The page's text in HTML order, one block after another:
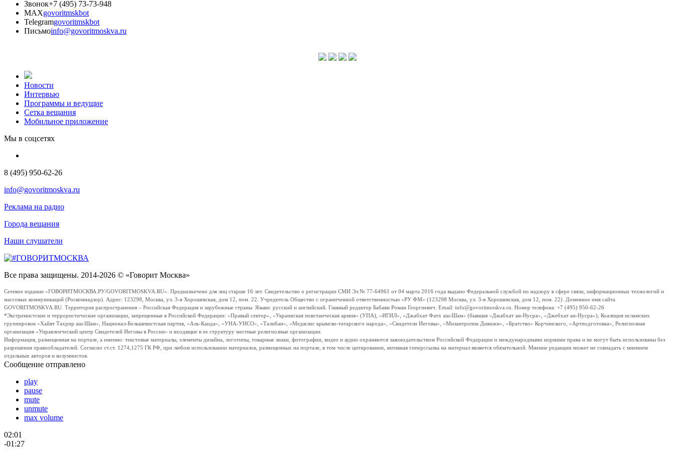
Звонок+7 (495) 73-73-948
MAXgovoritmskbot
Telegramgovoritmskbot
Письмоinfo@govoritmoskva.ru
Новости
Интервью
Программы и ведущие
Сетка вещания
Мобильное приложение
Мы в соцсетях
8 (495) 950-62-26
info@govoritmoskva.ru
Реклама на радио
Города вещания
Наши слушатели
Все права защищены. 2014-2026 © «Говорит Москва»
Сетевое издание «ГОВОРИТМОСКВА.РУ/GOVORITMOSKVA.RU». Предназначено для лиц старше 16 лет. Свидетельство о регистрации СМИ Эл № 77-64961 от 04 марта 2016 года выдано Федеральной службой по надзору в сфере связи, информационных технологий и
массовых коммуникаций (Роскомнадзор). Адрес: 123298, Москва, ул. 3-я Хорошевская, дом 12, пом. 22. Учредитель Общество с ограниченной ответственностью «РУ ФМ» (123298 Москва, ул. 3-я Хорошевская, дом 12, пом. 22). Доменное имя сайта
GOVORITMOSKVA.RU. Территория распространения – Российская Федерация и зарубежные страны. Языки: русский и английский. Главный редактор Бабаян Роман Георгиевич. Email: info@govoritmoskva.ru. Номер телефона: +7 (495) 950-62-26
*Экстремистские и террористические организации, запрещенные в Российской Федерации: «Правый сектор», «Украинская повстанческая армия» (УПА), «ИГИЛ», «Джабхат Фатх аш-Шам» (бывшая «Джабхат ан-Нусра», «Джебхат ан-Нусра»), Коалиция исламских
группировок «Хайят Тахрир аш-Шам», Национал-Большевистская партия, «Аль-Каида», «УНА-УНСО», «Талибан», «Меджлис крымско-татарского народа», «Свидетели Иеговы», «Мизантропик Дивижн», «Братство» Корчинского, «Артподготовка», Религиозная
организация «Управленческий центр Свидетелей Иеговы в России» и входящие в ее структуру местные религиозные организации.
Информация, размещенная на портале, а именно: текстовые материалы, элементы дизайна, логотипы, товарные знаки, фотографии, видео и аудио охраняются законодательством Российской Федерации и международными нормами права и не могут быть использованы без
разрешения правообладателей. Согласно ст.ст. 1274,1275 ГК РФ, при любом использовании материалов, размещенных на портале, в том числе цитировании, активная гиперссылка на материал является обязательной. Мнение редакции может не совпадать с мнением
отдельных авторов и колумнистов.
Сообщение отправлено
play
pause
mute
unmute
max volume
02:01
-01:27